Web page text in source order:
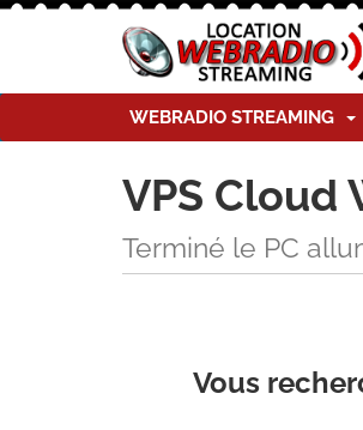
WEBRADIO STREAMING
VPS Cloud
Terminé le PC
Vous